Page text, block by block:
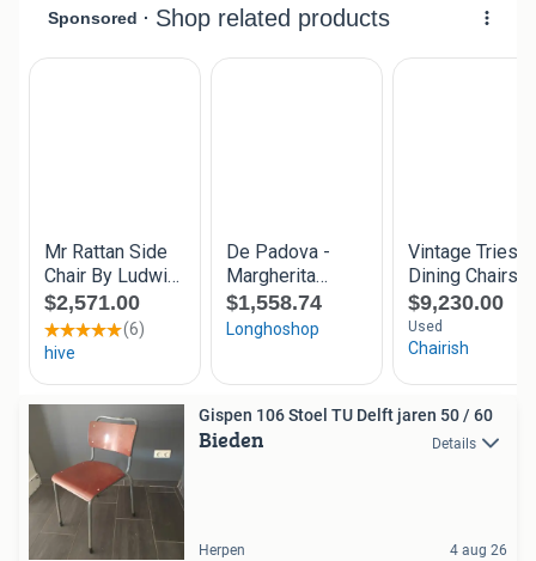
Gispen 106 Stoel TU Delft jaren 50 / 60
Bieden Details
Herpen 4 aug 26